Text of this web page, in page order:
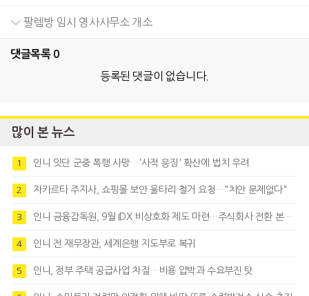
팔렘방 임시 영사사무소 개소
댓글목록 0
등록된 댓글이 없습니다.
많이 본 뉴스
1 인니 잇단 군중 폭행 사망…'사적 응징' 확산에 법치 우려
2 자카르타 주지사, 쇼핑몰 보안 울타리 철거 요청…"치안 문제없다"
3 인니 금융감독원, 9월 IDX 비상호화 제도 마련…주식회사 전환 본격화
4 인니 전 재무장관, 세계은행 지도부로 복귀
5 인니, 정부 주택 공급사업 차질…비용 압박과 수요부진 탓